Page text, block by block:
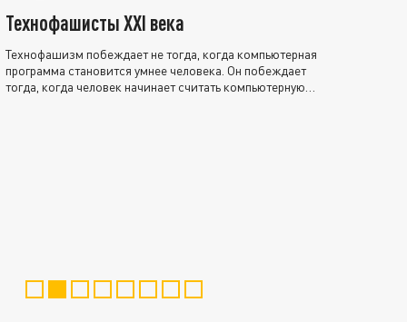
Технофашисты XXI века
Технофашизм побеждает не тогда, когда компьютерная
программа становится умнее человека. Он побеждает
тогда, когда человек начинает считать компьютерную